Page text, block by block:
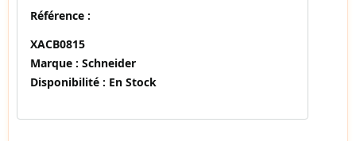
Référence :
XACB0815
Marque : Schneider
Disponibilité : En Stock